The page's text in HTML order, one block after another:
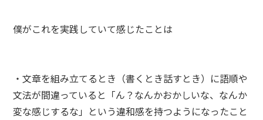
僕がこれを実践していて感じたことは
・文章を組み立てるとき（書くとき話すとき）に語順や
文法が間違っていると「ん？なんかおかしいな、なんか
変な感じするな」という違和感を持つようになったこと